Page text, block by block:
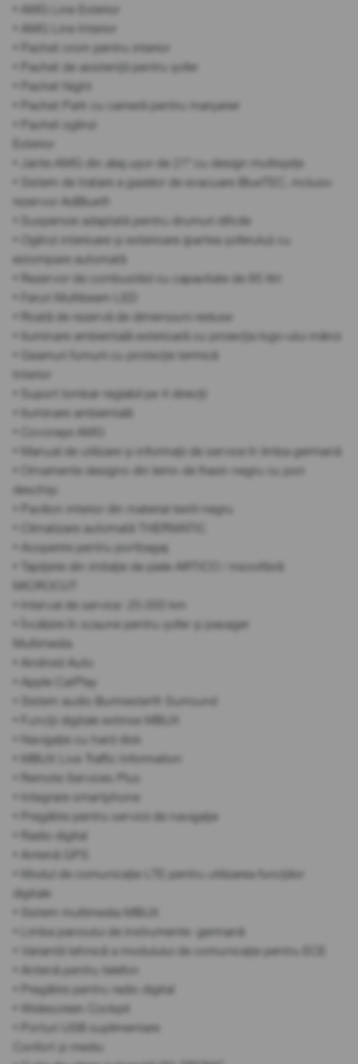
• AMG Line Exterior
• AMG Line Interior
• Pachet crom pentru interior
• Pachet de asistență pentru șofer
• Pachet Night
• Pachet Park cu cameră pentru marșarier
• Pachet oglinzi
Exterior
• Jante AMG din aliaj ușor de 21" cu design multispițe
• Sistem de tratare a gazelor de evacuare BlueTEC, inclusiv
rezervor AdBlue®
• Suspensie adaptată pentru drumuri dificile
• Oglinzi interioare și exterioare (partea șoferului) cu
estompare automată
• Rezervor de combustibil cu capacitate de 85 litri
• Faruri Multibeam LED
• Roată de rezervă de dimensiuni reduse
• Iluminare ambientală exterioară cu proiecția logo-ului mărcii
• Geamuri fumurii cu protecție termică
Interior
• Suport lombar reglabil pe 4 direcții
• Iluminare ambientală
• Covorașe AMG
• Manual de utilizare și informații de service în limba germană
• Ornamente designo din lemn de frasin negru cu pori
deschiși
• Pavilion interior din material textil negru
• Climatizare automată THERMATIC
• Acoperire pentru portbagaj
• Tapițerie din imitație de piele ARTICO / microfibră
MICROCUT
• Interval de service: 25.000 km
• Încălzire în scaune pentru șofer și pasager
Multimedia
• Android Auto
• Apple CarPlay
• Sistem audio Burmester® Surround
• Funcții digitale extinse MBUX
• Navigație cu hard disk
• MBUX Live Traffic Information
• Remote Services Plus
• Integrare smartphone
• Pregătire pentru servicii de navigație
• Radio digital
• Antenă GPS
• Modul de comunicație LTE pentru utilizarea funcțiilor
digitale
• Sistem multimedia MBUX
• Limba panoului de instrumente: germană
• Variantă tehnică a modulului de comunicație pentru ECE
• Antenă pentru telefon
• Pregătire pentru radio digital
• Widescreen Cockpit
• Porturi USB suplimentare
Confort și mediu